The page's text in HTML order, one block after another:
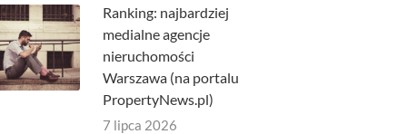
Ranking: najbardziej
medialne agencje
nieruchomości
Warszawa (na portalu
PropertyNews.pl)
7 lipca 2026